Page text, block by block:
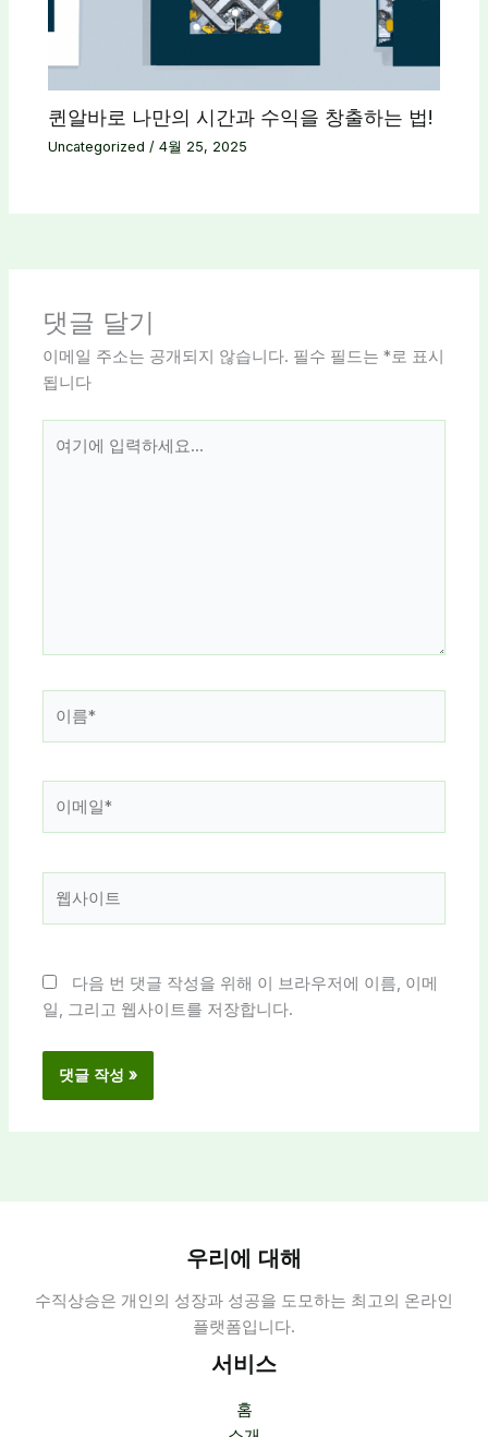
퀸알바로 나만의 시간과 수익을 창출하는 법!
Uncategorized /4월 25, 2025
댓글 달기
이메일 주소는 공개되지 않습니다. 필수 필드는*로 표시
됩니다
*
다음 번 댓글 작성을 위해 이 브라우저에 이름, 이메
일, 그리고 웹사이트를 저장합니다.
우리에 대해
수직상승은 개인의 성장과 성공을 도모하는 최고의 온라인
플랫폼입니다.
서비스
홈